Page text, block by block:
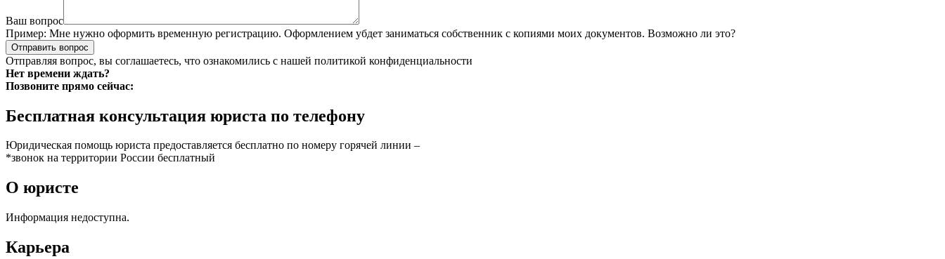
Ваш вопрос
Пример: Мне нужно оформить временную регистрацию. Оформлением убдет заниматься собственник с копиями моих документов. Возможно ли это?
Отправить вопрос
Отправляя вопрос, вы соглашаетесь, что ознакомились с нашей политикой конфиденциальности
Нет времени ждать?
Позвоните прямо сейчас:
Бесплатная консультация юриста по телефону
Юридическая помощь юриста предоставляется бесплатно по номеру горячей линии –
*звонок на территории России бесплатный
О юристе
Информация недоступна.
Карьера